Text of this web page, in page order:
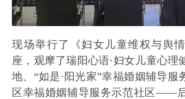
现场举行了《妇女儿童维权与舆
座，观摩了瑞阳心语·妇女儿童心理
地、“如是·阳光家”幸福婚姻辅导服
区幸福婚姻辅导服务示范社区——